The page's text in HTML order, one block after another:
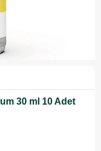
30 ml 10 Adet